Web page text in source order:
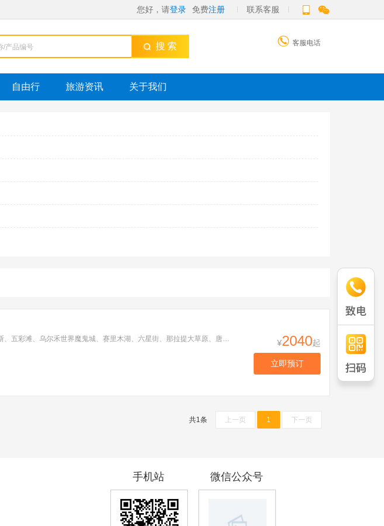
您好，请登录 免费注册 联系客服
搜 索  客服电话
自由行 旅游资讯 关于我们
天山天池、可可托海、伊雷木湖、331国道、阿禾公路、禾木、喀纳斯、五彩滩、乌尔禾世界魔鬼城、赛里木湖、六星街、那拉提大草原、唐布拉百里画廊、独库公路双飞10日游 ¥2040起
立即预订
共1条 上一页 1 下一页
手机站 微信公众号